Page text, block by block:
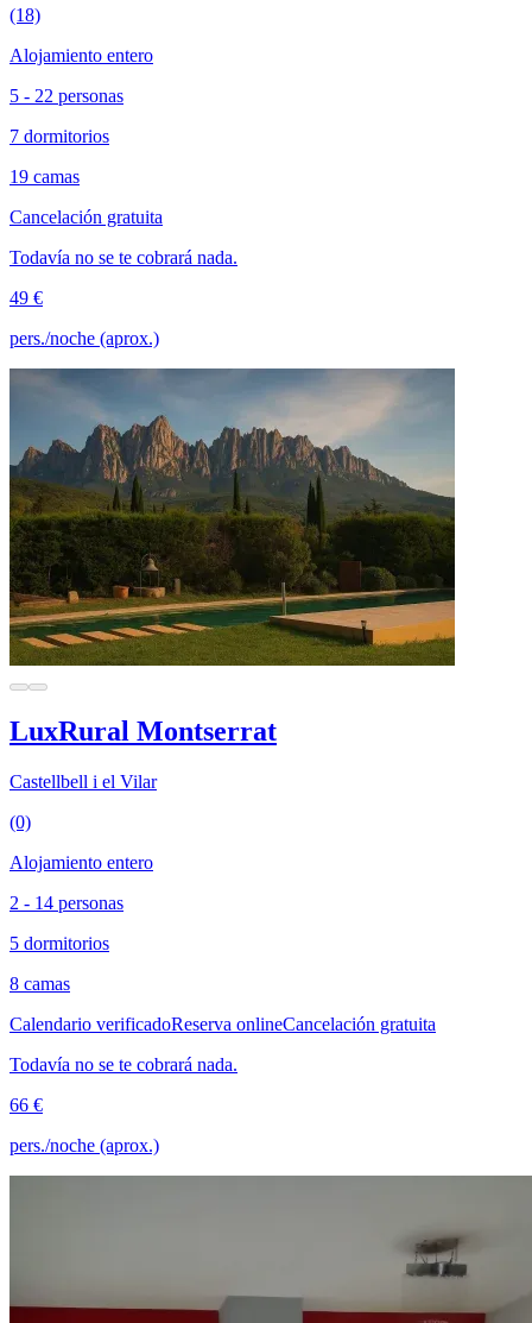
(18)
Alojamiento entero
5 - 22 personas
7 dormitorios
19 camas
Cancelación gratuita
Todavía no se te cobrará nada.
49 €
pers./noche (aprox.)
LuxRural Montserrat
Castellbell i el Vilar
(0)
Alojamiento entero
2 - 14 personas
5 dormitorios
8 camas
Calendario verificadoReserva onlineCancelación gratuita
Todavía no se te cobrará nada.
66 €
pers./noche (aprox.)